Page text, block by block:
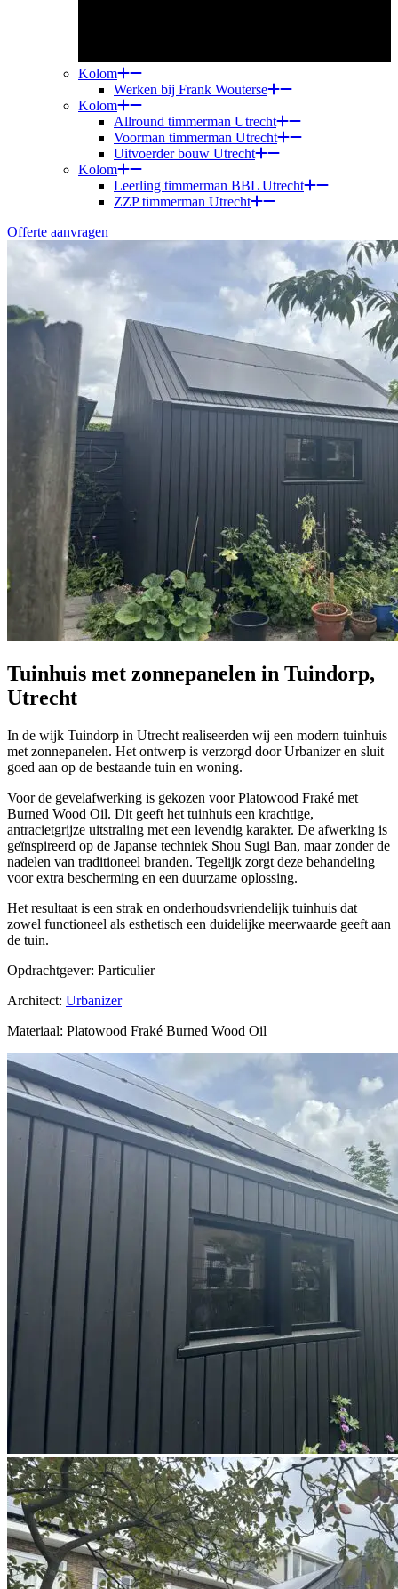
Kolom
Werken bij Frank Wouterse
Kolom
Allround timmerman Utrecht
Voorman timmerman Utrecht
Uitvoerder bouw Utrecht
Kolom
Leerling timmerman BBL Utrecht
ZZP timmerman Utrecht
Offerte aanvragen
Tuinhuis met zonnepanelen in Tuindorp,
Utrecht
In de wijk Tuindorp in Utrecht realiseerden wij een modern tuinhuis
met zonnepanelen. Het ontwerp is verzorgd door Urbanizer en sluit
goed aan op de bestaande tuin en woning.
Voor de gevelafwerking is gekozen voor Platowood Fraké met
Burned Wood Oil. Dit geeft het tuinhuis een krachtige,
antracietgrijze uitstraling met een levendig karakter. De afwerking is
geïnspireerd op de Japanse techniek Shou Sugi Ban, maar zonder de
nadelen van traditioneel branden. Tegelijk zorgt deze behandeling
voor extra bescherming en een duurzame oplossing.
Het resultaat is een strak en onderhoudsvriendelijk tuinhuis dat
zowel functioneel als esthetisch een duidelijke meerwaarde geeft aan
de tuin.
Opdrachtgever: Particulier
Architect: Urbanizer
Materiaal: Platowood Fraké Burned Wood Oil